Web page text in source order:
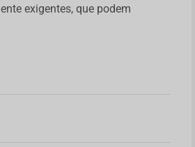
exigentes, que podem